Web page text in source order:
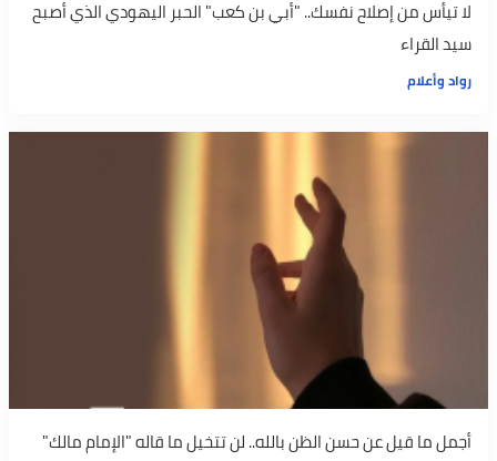
لا تيأس من إصلاح نفسك.. "أبي بن كعب" الحبر اليهودي الذي أصبح
سيد القراء
رواد وأعلام
أجمل ما قيل عن حسن الظن بالله.. لن تتخيل ما قاله "الإمام مالك"